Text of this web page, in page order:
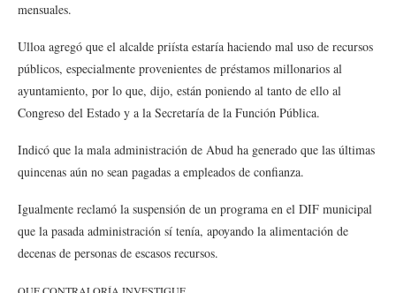
mensuales.
Ulloa agregó que el alcalde priísta estaría haciendo mal uso de recursos
públicos, especialmente provenientes de préstamos millonarios al
ayuntamiento, por lo que, dijo, están poniendo al tanto de ello al
Congreso del Estado y a la Secretaría de la Función Pública.
Indicó que la mala administración de Abud ha generado que las últimas
quincenas aún no sean pagadas a empleados de confianza.
Igualmente reclamó la suspensión de un programa en el DIF municipal
que la pasada administración sí tenía, apoyando la alimentación de
decenas de personas de escasos recursos.